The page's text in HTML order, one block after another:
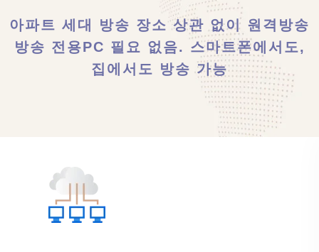
아파트 세대 방송 장소 상관 없이 원격방송
방송 전용PC 필요 없음. 스마트폰에서도,
집에서도 방송 가능